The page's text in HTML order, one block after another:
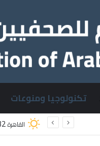
تكنولوجيا ومنوعات
القاهرة